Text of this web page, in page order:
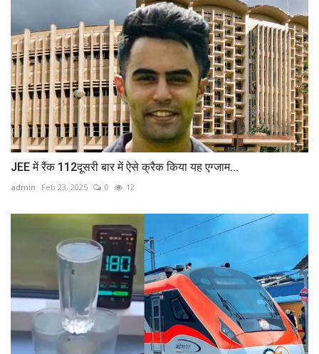
JEE में रैंक 112दूसरी बार में ऐसे क्रैक किया यह एग्जाम...
admin Feb 23, 2025 0 12